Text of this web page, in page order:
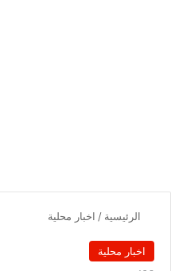
الرئيسية / اخبار محلية
اخبار محلية